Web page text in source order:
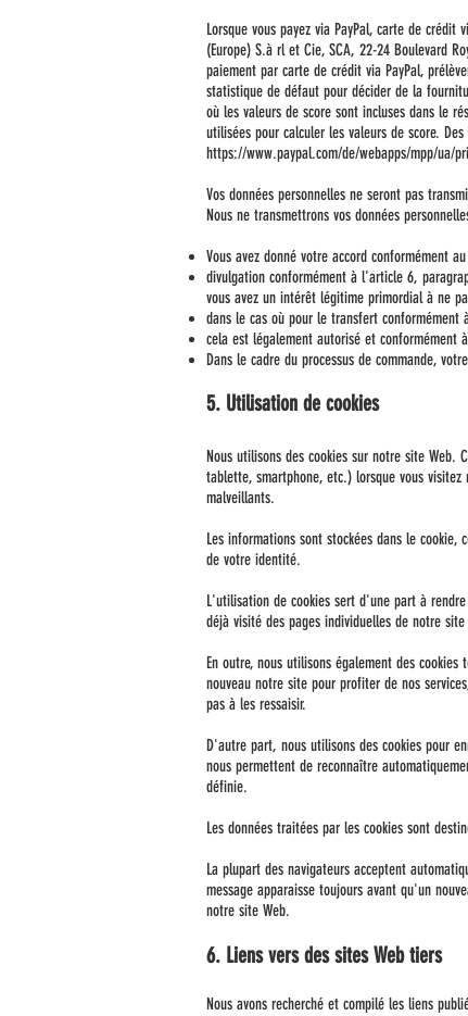
Lorsque vous payez via PayPal, carte de
(Europe) S.à rl et Cie, SCA, 22-24 Boulevard
paiement par carte de crédit via PayPal,
statistique de défaut pour décider de la
où les valeurs de score sont incluses dans le
utilisées pour calculer les valeurs de score.
https://www.paypal.com/de/webapps/mpp/ua/
Vos données personnelles ne seront pas
Nous ne transmettrons vos données
Vous avez donné votre accord conformément
divulgation conformément à l'article 6,
vous avez un intérêt légitime primordial à ne
dans le cas où pour le transfert
cela est légalement autorisé et conformément
Dans le cadre du processus de commande,
5. Utilisation de cookies
Nous utilisons des cookies sur notre site
tablette, smartphone, etc.) lorsque vous
malveillants.
Les informations sont stockées dans le
de votre identité.
L'utilisation de cookies sert d'une part à
déjà visité des pages individuelles de notre
En outre, nous utilisons également des
nouveau notre site pour profiter de nos
pas à les ressaisir.
D'autre part, nous utilisons des cookies pour
nous permettent de reconnaître
définie.
Les données traitées par les cookies sont
La plupart des navigateurs acceptent
message apparaisse toujours avant qu'un
notre site Web.
6. Liens vers des sites Web tiers
Nous avons recherché et compilé les liens